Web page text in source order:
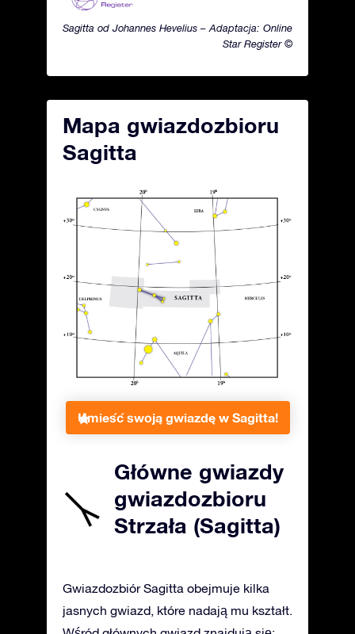
Sagitta od Johannes Hevelius – Adaptacja: Online
Star Register ©
Mapa gwiazdozbioru
Sagitta
Umieść swoją gwiazdę w Sagitta!
Główne gwiazdy
gwiazdozbioru
Strzała (Sagitta)
Gwiazdozbiór Sagitta obejmuje kilka
jasnych gwiazd, które nadają mu kształt.